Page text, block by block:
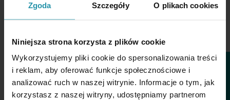
Zgoda Szczegóły O plikach cookies
Niniejsza strona korzysta z plików cookie
Wykorzystujemy pliki cookie do spersonalizowania treści
i reklam, aby oferować funkcje społecznościowe i
analizować ruch w naszej witrynie. Informacje o tym, jak
korzystasz z naszej witryny, udostępniamy partnerom

Налично количество: 29 бр.